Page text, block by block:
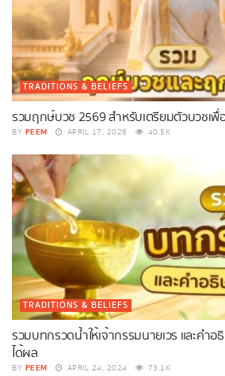
TRADITIONS & BELIEFS
รวมฤกษ์บวช 2569 สำหรับเตรียมตัวบวชเพื่
BY PEEM APRIL 17, 2026 40.5K
TRADITIONS & BELIEFS
รวมบทกรวดน้ำให้เจ้ากรรมนายเวร และคำ
ได้ผล
BY PEEM APRIL 24, 2024 73.1K